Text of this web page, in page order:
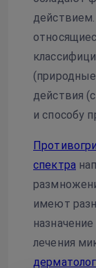
действия
и способу
спектра
имеют
лечения